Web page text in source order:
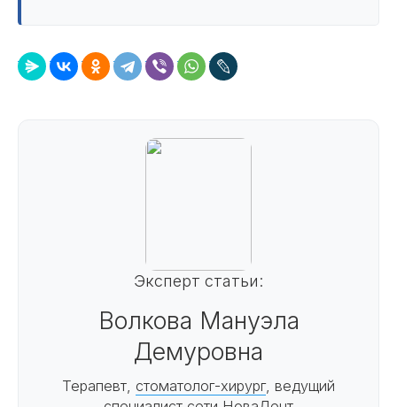
Эксперт статьи:
Волкова Мануэла
Демуровна
Терапевт, стоматолог-хирург, ведущий